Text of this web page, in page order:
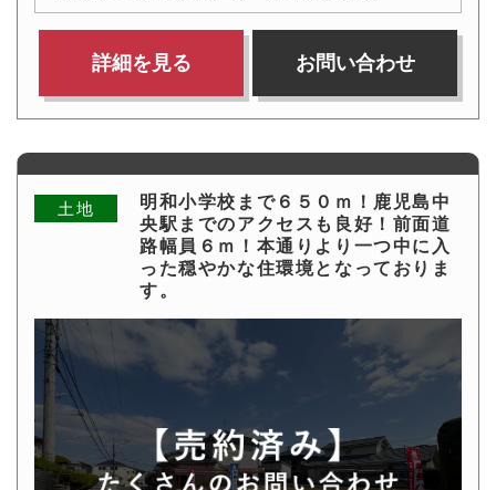
詳細を見る お問い合わせ
土地
明和小学校まで６５０ｍ！鹿児島中
央駅までのアクセスも良好！前面道
路幅員６ｍ！本通りより一つ中に入
った穏やかな住環境となっておりま
す。